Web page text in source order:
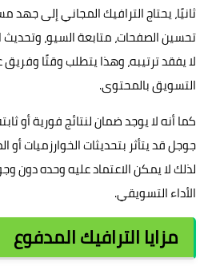
ثانيًا، يحتاج الترافيك المجاني إلى
تحسين الصفحات، متابعة السيو،
لا يفقد ترتيبه، وهذا يتطلب وقتًا
التسويق بالمحتوى.
كما أنه لا يوجد ضمان لنتائج فورية أو
جوجل قد يتأثر بتحديثات الخوارزميات
لذلك لا يمكن الاعتماد عليه وحده دون
الأداء التسويقي.
مزايا الترافيك المدفوع